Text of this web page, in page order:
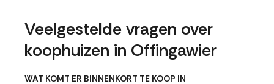
Veelgestelde vragen over
koophuizen in Offingawier
WAT KOMT ER BINNENKORT TE KOOP IN